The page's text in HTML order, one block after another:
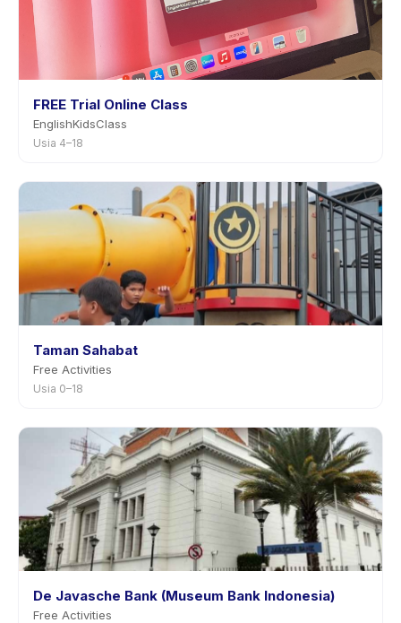
FREE Trial Online Class
EnglishKidsClass
Usia 4–18
Taman Sahabat
Free Activities
Usia 0–18
De Javasche Bank (Museum Bank Indonesia)
Free Activities